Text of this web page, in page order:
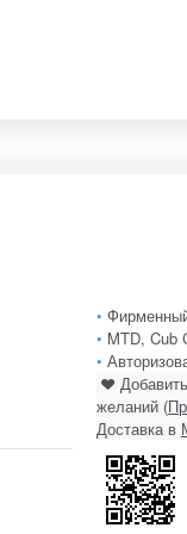
•
• MTD, Cub
•
желаний (
Доставка в